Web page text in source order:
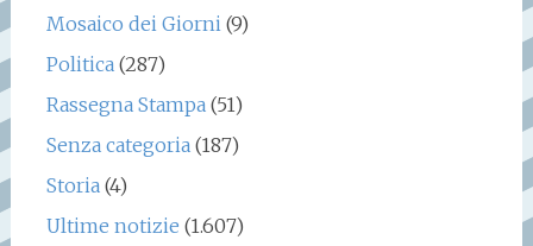
Mosaico dei Giorni(9)
Politica(287)
Rassegna Stampa(51)
Senza categoria(187)
Storia(4)
Ultime notizie (1.607)